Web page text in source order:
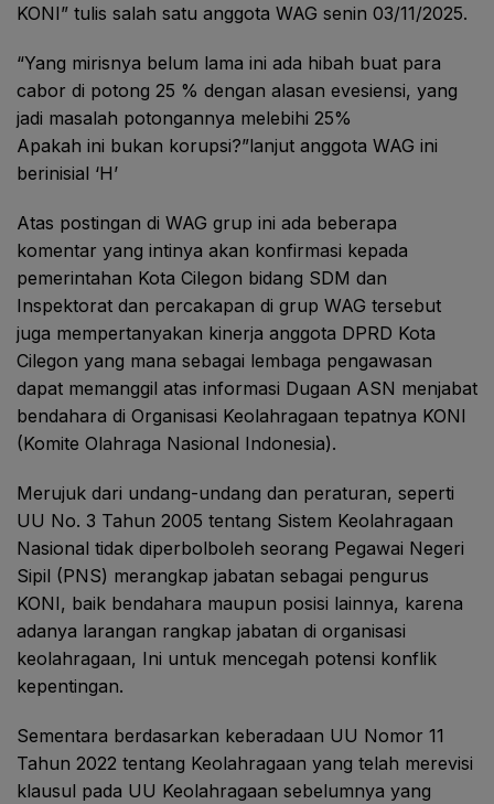
KONI” tulis salah satu anggota WAG senin 03/11/2025.
“Yang mirisnya belum lama ini ada hibah buat para
cabor di potong 25 % dengan alasan evesiensi, yang
jadi masalah potongannya melebihi 25%
Apakah ini bukan korupsi?”lanjut anggota WAG ini
berinisial ‘H’
Atas postingan di WAG grup ini ada beberapa
komentar yang intinya akan konfirmasi kepada
pemerintahan Kota Cilegon bidang SDM dan
Inspektorat dan percakapan di grup WAG tersebut
juga mempertanyakan kinerja anggota DPRD Kota
Cilegon yang mana sebagai lembaga pengawasan
dapat memanggil atas informasi Dugaan ASN menjabat
bendahara di Organisasi Keolahragaan tepatnya KONI
(Komite Olahraga Nasional Indonesia).
Merujuk dari undang-undang dan peraturan, seperti
UU No. 3 Tahun 2005 tentang Sistem Keolahragaan
Nasional tidak diperbolboleh seorang Pegawai Negeri
Sipil (PNS) merangkap jabatan sebagai pengurus
KONI, baik bendahara maupun posisi lainnya, karena
adanya larangan rangkap jabatan di organisasi
keolahragaan, Ini untuk mencegah potensi konflik
kepentingan.
Sementara berdasarkan keberadaan UU Nomor 11
Tahun 2022 tentang Keolahragaan yang telah merevisi
klausul pada UU Keolahragaan sebelumnya yang